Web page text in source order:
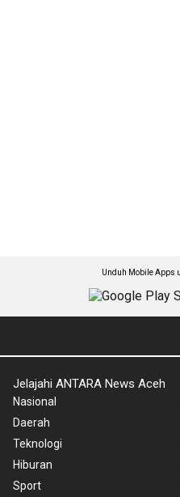
Unduh Mobile Apps
Jelajahi ANTARA News Aceh
Nasional
Daerah
Teknologi
Hiburan
Sport